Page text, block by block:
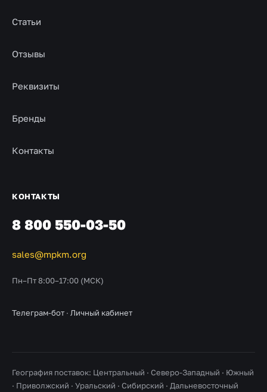
Статьи
Отзывы
Реквизиты
Бренды
Контакты
КОНТАКТЫ
8 800 550-03-50
sales@mpkm.org
Пн–Пт 8:00–17:00 (МСК)
Телеграм-бот · Личный кабинет
География поставок: Центральный · Северо-Западный · Южный
· Приволжский · Уральский · Сибирский · Дальневосточный